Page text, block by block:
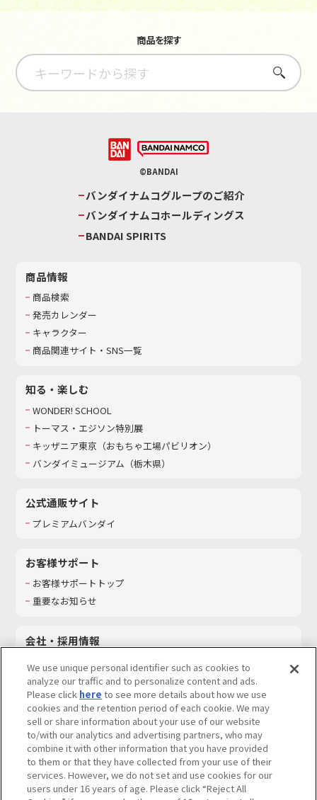
商品を探す
さがす
©BANDAI
バンダイナムコグループのご紹介
バンダイナムコホールディングス
BANDAI SPIRITS
商品情報
商品検索
発売カレンダー
キャラクター
商品関連サイト・SNS一覧
知る・楽しむ
WONDER! SCHOOL
トーマス・エジソン特別展
キッザニア東京（おもちゃ工場パビリオン）​
バンダイミュージアム（栃木県）
公式通販サイト
プレミアムバンダイ
お客様サポート
お客様サポートトップ
重要なお知らせ
会社・採用情報
採用情報
サステナビリティ
お問い合わせ
ウェブサイトご利用条件 ソーシャルメディアポリシー
We use unique personal identifier such as cookies to
analyze our traffic and to personalize content and ads.
Please click here to see more details about how we use
cookies and the retention period of each cookie. We may
sell or share information about your use of our website
to/with our analytics and advertising partners, who may
combine it with other information that you have provided
to them or that they have collected from your use of their
services. However, we do not set and use cookies for our
users under 16 years of age. Please click “Reject All